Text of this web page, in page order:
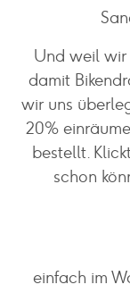
Und weil wir
damit
wir uns
20%
bestellt.
schon
einfach im